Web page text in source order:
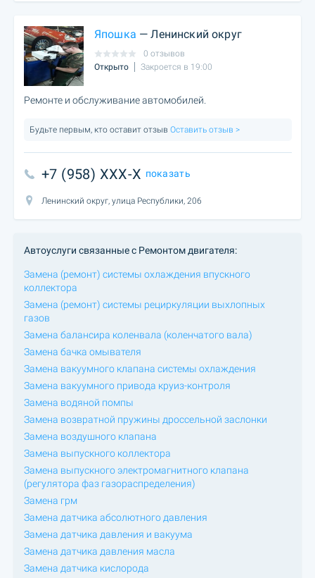
Япошка — Ленинский округ
0 отзывов
Открыто
Закроется в 19:00
Ремонте и обслуживание автомобилей.
Будьте первым, кто оставит отзыв Оставить отзыв >
+7 (958) XXX-X показать
Ленинский округ, улица Республики, 206
Автоуслуги связанные с Ремонтом двигателя:
Замена (ремонт) системы охлаждения впускного
коллектора
Замена (ремонт) системы рециркуляции выхлопных
газов
Замена балансира коленвала (коленчатого вала)
Замена бачка омывателя
Замена вакуумного клапана системы охлаждения
Замена вакуумного привода круиз-контроля
Замена водяной помпы
Замена возвратной пружины дроссельной заслонки
Замена воздушного клапана
Замена выпускного коллектора
Замена выпускного электромагнитного клапана
(регулятора фаз газораспределения)
Замена грм
Замена датчика абсолютного давления
Замена датчика давления и вакуума
Замена датчика давления масла
Замена датчика кислорода